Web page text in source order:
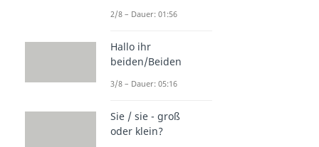
2/8 – Dauer: 01:56
Hallo ihr
beiden/Beiden
3/8 – Dauer: 05:16
Sie / sie - groß
oder klein?